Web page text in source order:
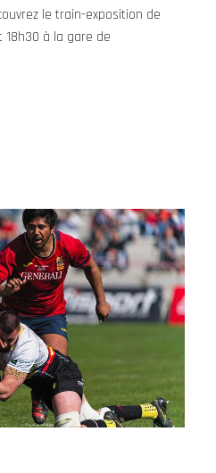
le train-exposition de
18h30 à la gare de